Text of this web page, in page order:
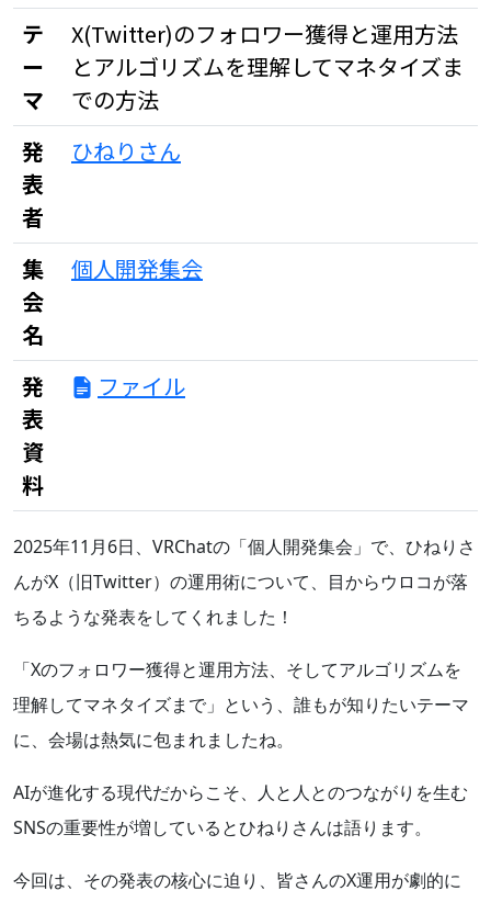
テ
ー
マ
X(Twitter)のフォロワー獲得と運用方法
とアルゴリズムを理解してマネタイズま
での方法
発
表
者
ひねりさん
集
会
名
個人開発集会
発
表
資
料
ファイル
2025年11月6日、VRChatの「個人開発集会」で、ひねりさ
んがX（旧Twitter）の運用術について、目からウロコが落
ちるような発表をしてくれました！
「Xのフォロワー獲得と運用方法、そしてアルゴリズムを
理解してマネタイズまで」という、誰もが知りたいテーマ
に、会場は熱気に包まれましたね。
AIが進化する現代だからこそ、人と人とのつながりを生む
SNSの重要性が増しているとひねりさんは語ります。
今回は、その発表の核心に迫り、皆さんのX運用が劇的に